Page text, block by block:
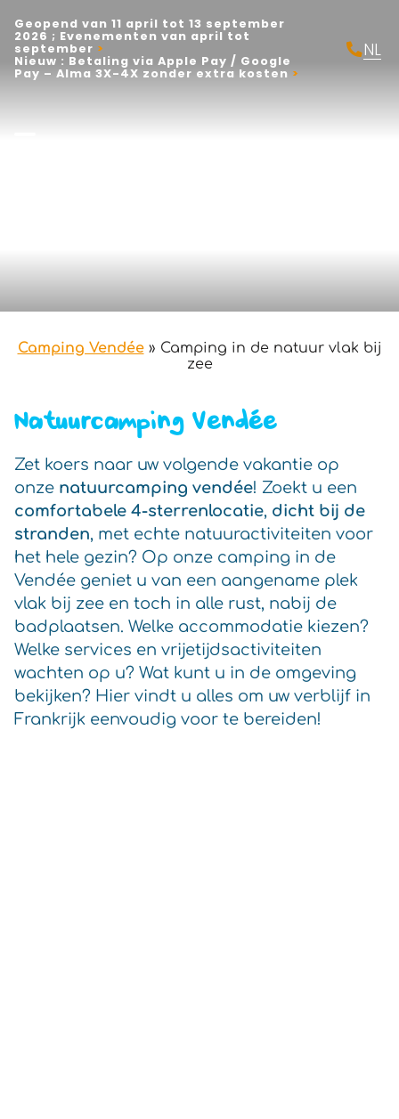
Geopend van 11 april tot 13 september
2026 ; Evenementen van april tot
september
Nieuw : Betaling via Apple Pay / Google
Pay – Alma 3X-4X zonder extra kosten
NL
Camping Vendée» Camping in de natuur vlak bij
zee
Natuurcamping Vendée
Zet koers naar uw volgende vakantie op
onze natuurcamping vendée! Zoekt u een
comfortabele 4-sterrenlocatie, dicht bij de
stranden, met echte natuuractiviteiten voor
het hele gezin? Op onze camping in de
Vendée geniet u van een aangename plek
vlak bij zee en toch in alle rust, nabij de
badplaatsen. Welke accommodatie kiezen?
Welke services en vrijetijdsactiviteiten
wachten op u? Wat kunt u in de omgeving
bekijken? Hier vindt u alles om uw verblijf in
Frankrijk eenvoudig voor te bereiden!